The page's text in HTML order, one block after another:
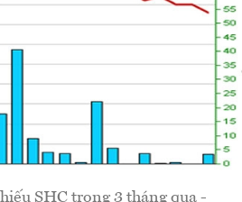
SHC trong 3 tháng qua -